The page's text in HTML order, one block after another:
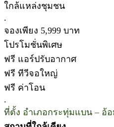
ใกล้แหล่งชุมชน
.
จองเพียง 5,999 บาท
โปรโมชั่นพิเศษ
ฟรี แอร์ปรับอากาศ
ฟรี ทีวีจอใหญ่
ฟรี ค่าโอน
.
ที่ตั้ง อำเภอกระทุ่มแบน – อ้